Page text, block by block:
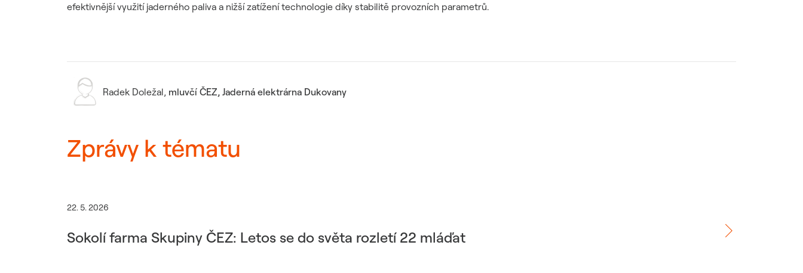
efektivnější využití jaderného paliva a nižší zatížení technologie díky stabilitě provozních parametrů.
Radek Doležal, mluvčí ČEZ, Jaderná elektrárna Dukovany
Zprávy k tématu
22. 5. 2026
Sokolí farma Skupiny ČEZ: Letos se do světa rozletí 22 mláďat